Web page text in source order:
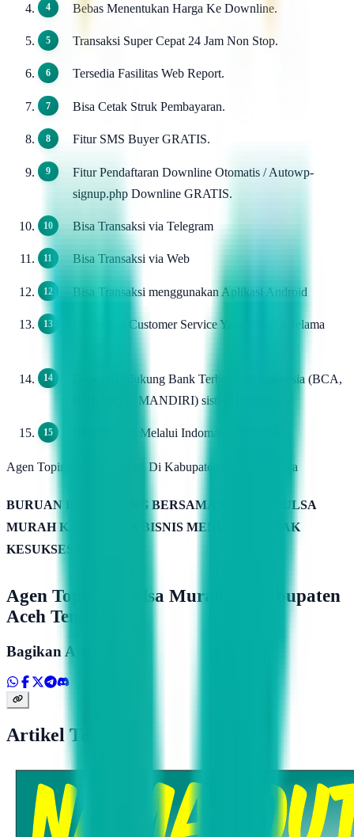
Bebas Menentukan Harga Ke Downline.
Transaksi Super Cepat 24 Jam Non Stop.
Tersedia Fasilitas Web Report.
Bisa Cetak Struk Pembayaran.
Fitur SMS Buyer GRATIS.
Fitur Pendaftaran Downline Otomatis / Autowp-
signup.php Downline GRATIS.
Bisa Transaksi via Telegram
Bisa Transaksi via Web
Bisa Transaksi menggunakan Aplikasi Android
Dukungan Customer Service Yang Handal Selama
Deposit Didukung Bank Terbesar di Indonesia (BCA,
BNI, BRI & MANDIRI) sistem Otomatis.
Bisa Deposit Melalui Indomaret / Alfamart.
Agen Topindo Pulsa Murah Di Kabupaten Aceh Tenggara
BURUAN BERGABUNG BERSAMA SERVER PULSA
MURAH KAMIMITRA BISNIS MENUJU PUNCAK
KESUKSESAN
Agen Topindo Pulsa Murah Di Kabupaten
Aceh Tenggara
Bagikan Artikel
Artikel Terkait